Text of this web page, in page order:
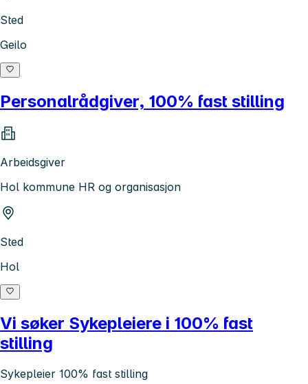
Sted
Geilo
Personalrådgiver, 100% fast stilling
Arbeidsgiver
Hol kommune HR og organisasjon
Sted
Hol
Vi søker Sykepleiere i 100% fast
stilling
Sykepleier 100% fast stilling